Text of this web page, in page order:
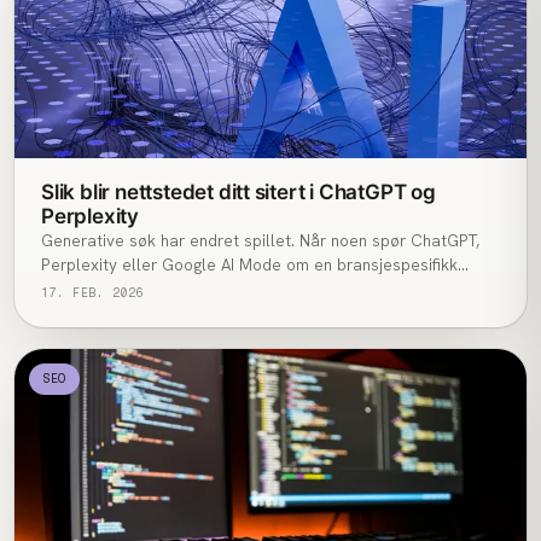
Slik blir nettstedet ditt sitert i ChatGPT og
Perplexity
Generative søk har endret spillet. Når noen spør ChatGPT,
Perplexity eller Google AI Mode om en bransjespesifikk
problemstilling, er det fem-ti kilder som vinner sitering.
17. FEB. 2026
SEO